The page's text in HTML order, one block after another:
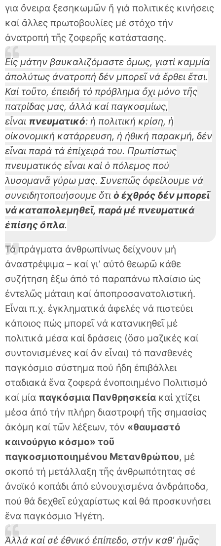
για ὄνειρα ξεσηκωμῶν ἤ γιά πολιτικές κινήσεις
καί ἄλλες πρωτοβουλίες μέ στόχο τήν
ἀνατροπή τῆς ζοφερῆς κατάστασης.
Εἰς μάτην βαυκαλιζόμαστε ὄμως, γιατί καμμία
ἀπολύτως ἀνατροπή δέν μπορεῖ νά ἔρθει ἔτσι.
Καί τοῦτο, ἐπειδή τό πρόβλημα ὄχι μόνο τῆς
πατρίδας μας, ἀλλά καί παγκοσμίως,
εἶναι πνευματικό: ἡ πολιτική κρίση, ἡ
οἰκονομική κατάρρευση, ἡ ἠθική παρακμή, δέν
εἶναι παρά τά ἐπίχειρά του. Πρωτίστως
πνευματικός εἶναι καί ὁ πόλεμος πού
λυσομανᾶ γύρω μας. Συνεπῶς ὀφείλουμε νά
συνειδητοποιήσουμε ὅτι ὁ ἐχθρός δέν μπορεῖ
νά καταπολεμηθεῖ, παρά μέ πνευματικά
ἐπίσης ὄπλα.
Τά πράγματα ἀνθρωπίνως δείχνουν μή
ἀναστρέψιμα – καί γι’ αὐτό θεωρῶ κάθε
συζήτηση ἔξω ἀπό τό παραπάνω πλαίσιο ὡς
ἐντελῶς μάταιη καί ἀποπροσανατολιστική.
Εἶναι π.χ. ἐγκληματικά ἀφελές νά πιστεύει
κάποιος πώς μπορεῖ νά κατανικηθεῖ μέ
πολιτικά μέσα καί δράσεις (ὅσο μαζικές καί
συντονισμένες καί ἄν εἶναι) τό πανσθενές
παγκόσμιο σύστημα πού ἤδη ἐπιβάλλει
σταδιακά ἕνα ζοφερά ἐνοποιημένο Πολιτισμό
καί μία παγκόσμια Πανθρησκεία καί χτίζει
μέσα ἀπό τήν πλήρη διαστροφή τῆς σημασίας
ἀκόμη καί τῶν λέξεων, τόν «θαυμαστό
καινούργιο κόσμο» τοῦ
παγκοσμιοποιημένου Μετανθρώπου, μέ
σκοπό τή μετάλλαξη τῆς ἀνθρωπότητας σέ
ἀνοϊκό κοπάδι ἀπό εὐνουχισμένα ἀνδράποδα,
πού θά δεχθεῖ εὐχαρίστως καί θά προσκυνήσει
ἕνα παγκόσμιο Ἡγέτη.
Ἀλλά καί σέ ἐθνικό ἐπίπεδο, στήν καθ’ ἡμᾶς